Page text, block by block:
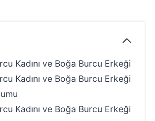
Kadını ve Boğa Burcu Erkeği
Kadını ve Boğa Burcu Erkeği
Kadını ve Boğa Burcu Erkeği